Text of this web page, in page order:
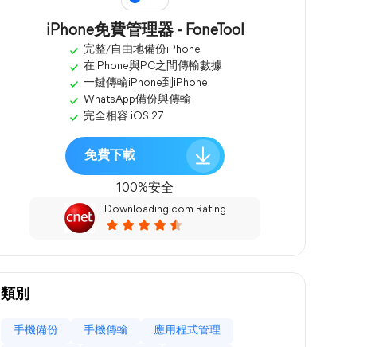
iPhone免費管理器 - FoneTool
完整/自由地備份iPhone
在iPhone與PC之間傳輸數據
一鍵傳輸iPhone到iPhone
WhatsApp備份與傳輸
完全相容 iOS 27
免費下載
100%安全
Downloading.com Rating
類別
手機備份 手機傳輸 應用程式管理